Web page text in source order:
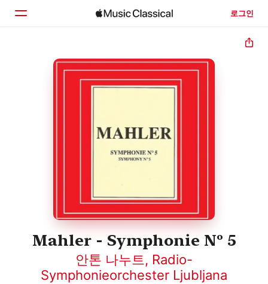
로그인
Mahler - Symphonie Nº 5
안톤 나누트, Radio-
Symphonieorchester Ljubljana